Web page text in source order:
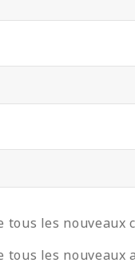
tous les nouveaux
tous les nouveaux